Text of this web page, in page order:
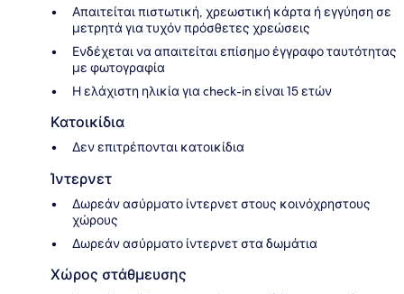
Απαιτείται πιστωτική, χρεωστική κάρτα ή εγγύηση σε
μετρητά για τυχόν πρόσθετες χρεώσεις
Ενδέχεται να απαιτείται επίσημο έγγραφο ταυτότητας
με φωτογραφία
Η ελάχιστη ηλικία για check-in είναι 15 ετών
Κατοικίδια
Δεν επιτρέπονται κατοικίδια
Ίντερνετ
Δωρεάν ασύρματο ίντερνετ στους κοινόχρηστους
χώρους
Δωρεάν ασύρματο ίντερνετ στα δωμάτια
Χώρος στάθμευσης